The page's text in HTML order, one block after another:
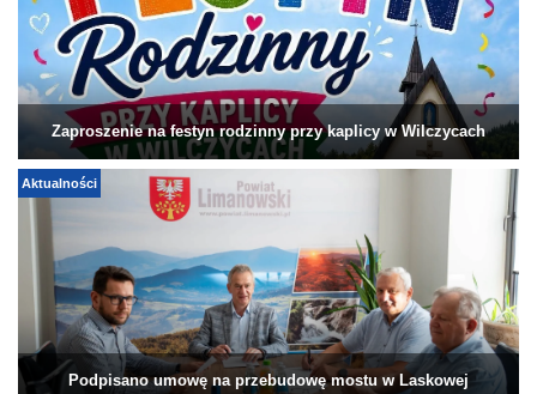
Zaproszenie na festyn rodzinny przy kaplicy w Wilczycach
Aktualności
Podpisano umowę na przebudowę mostu w Laskowej